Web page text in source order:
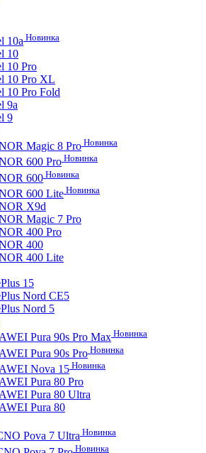
10a Новинка
10
10 Pro
10 Pro XL
10 Pro Fold
9a
9
Magic 8 Pro Новинка
600 Pro Новинка
600Новинка
600 Lite Новинка
X9d
Magic 7 Pro
400 Pro
400
400 Lite
15
Nord CE5
Nord 5
Pura 90s Pro Max Новинка
Pura 90s Pro Новинка
Nova 15 Новинка
Pura 80 Pro
Pura 80 Ultra
Pura 80
Pova 7 Ultra Новинка
Новинка